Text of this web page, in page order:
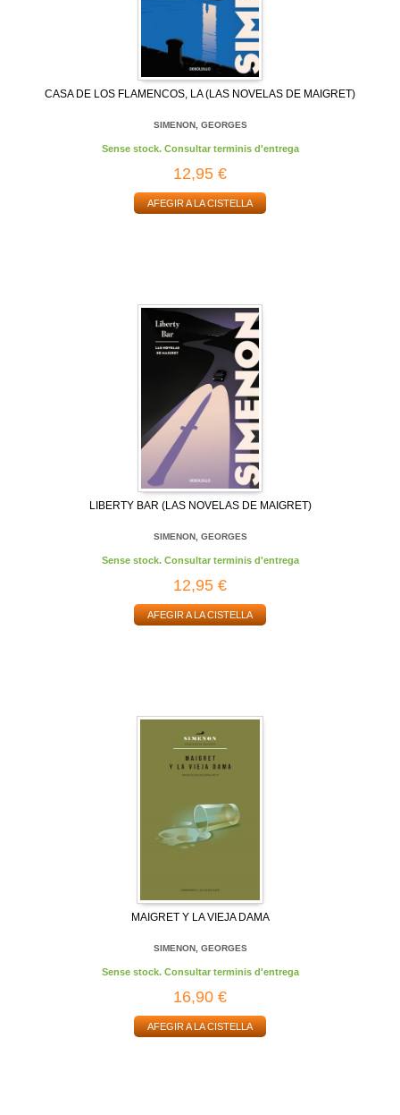
CASA DE LOS FLAMENCOS, LA (LAS NOVELAS DE MAIGRET)
SIMENON, GEORGES
Sense stock. Consultar terminis d'entrega
12,95 €
AFEGIR A LA CISTELLA
LIBERTY BAR (LAS NOVELAS DE MAIGRET)
SIMENON, GEORGES
Sense stock. Consultar terminis d'entrega
12,95 €
AFEGIR A LA CISTELLA
MAIGRET Y LA VIEJA DAMA
SIMENON, GEORGES
Sense stock. Consultar terminis d'entrega
16,90 €
AFEGIR A LA CISTELLA